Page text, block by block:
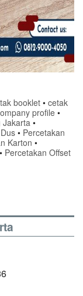
booklet •cetak
profile •
Jakarta•
• Percetakan
Karton •
• Percetakan Offset